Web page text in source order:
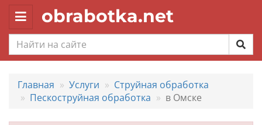
Toggle
navigation
obrabotka.net
Главная Услуги
Струйная обработка
Пескоструйная обработка
в Омске